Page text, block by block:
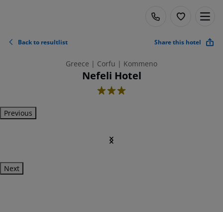
Back to resultlist Share this hotel
Greece | Corfu | Kommeno
Nefeli Hotel
3
Previous
Next